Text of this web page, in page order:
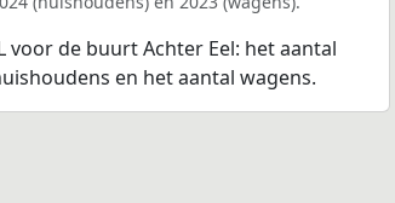
voor de buurt Achter Eel: het aantal
en het aantal wagens.